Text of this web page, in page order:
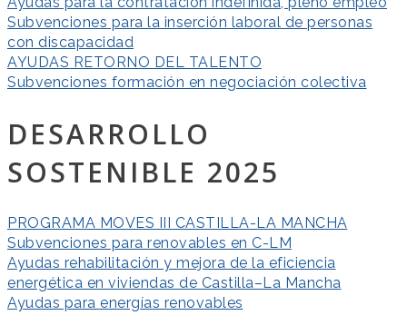
Subvenciones para la inserción laboral de personas
con discapacidad
AYUDAS RETORNO DEL TALENTO
Subvenciones formación en negociación colectiva
DESARROLLO
SOSTENIBLE 2025
PROGRAMA MOVES III CASTILLA-LA MANCHA
Subvenciones para renovables en C-LM
Ayudas rehabilitación y mejora de la eficiencia
energética en viviendas de Castilla–La Mancha
Ayudas para energías renovables